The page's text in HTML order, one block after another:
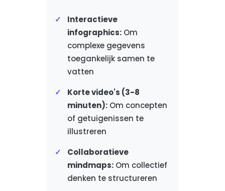
Interactieve
infographics:Om
complexe gegevens
toegankelijk samen te
vatten
Korte video's (3-8
minuten):Om concepten
of getuigenissen te
illustreren
Collaboratieve
mindmaps:Om collectief
denken te structureren